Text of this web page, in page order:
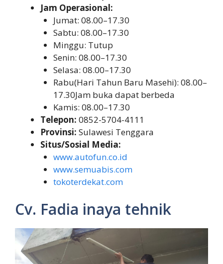
Jam Operasional:
Jumat: 08.00–17.30
Sabtu: 08.00–17.30
Minggu: Tutup
Senin: 08.00–17.30
Selasa: 08.00–17.30
Rabu(Hari Tahun Baru Masehi): 08.00–
17.30Jam buka dapat berbeda
Kamis: 08.00–17.30
Telepon: 0852-5704-4111
Provinsi: Sulawesi Tenggara
Situs/Sosial Media:
www.autofun.co.id
www.semuabis.com
tokoterdekat.com
Cv. Fadia inaya tehnik